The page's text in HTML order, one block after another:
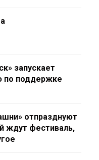
запускает
по поддержке
отпразднуют
ждут фестиваль,